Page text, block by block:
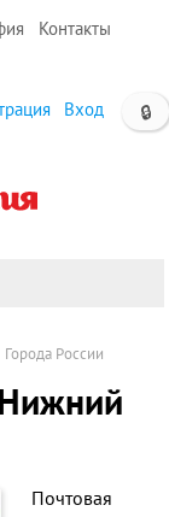
Контакты
🔒
Вход
Города России
Почтовая